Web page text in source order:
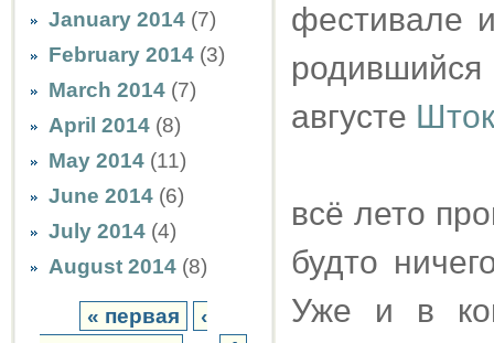
January 2014 (7)
February 2014 (3)
March 2014 (7)
April 2014 (8)
May 2014 (11)
June 2014 (6)
July 2014 (4)
August 2014 (8)
« первая
‹
фестивале
родившийся
августе
всё лето
будто
Уже и в